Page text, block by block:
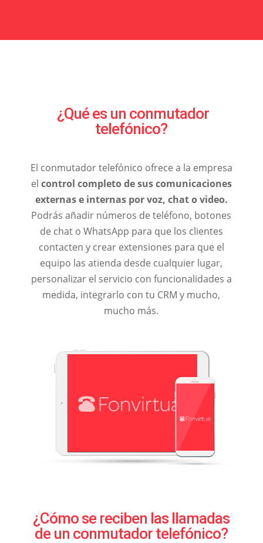
¿Qué es un conmutador
telefónico?
El conmutador telefónico ofrece a la empresa
el control completo de sus comunicaciones
externas e internas por voz, chat o video.
Podrás añadir números de teléfono, botones
de chat o WhatsApp para que los clientes
contacten y crear extensiones para que el
equipo las atienda desde cualquier lugar,
personalizar el servicio con funcionalidades a
medida, integrarlo con tu CRM y mucho,
mucho más.
¿Cómo se reciben las llamadas
de un conmutador telefónico?